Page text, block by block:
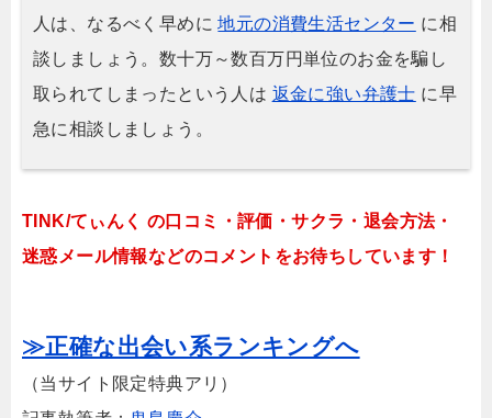
人は、なるべく早めに地元の消費生活センター に相
談しましょう。数十万～数百万円単位のお金を騙し
取られてしまったという人は 返金に強い弁護士 に早
急に相談しましょう。
TINK/てぃんく の口コミ・評価・サクラ・退会方法・
迷惑メール情報などのコメントをお待ちしています！
≫正確な出会い系ランキングへ
（当サイト限定特典アリ）